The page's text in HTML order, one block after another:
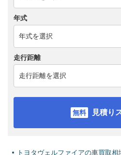
年式
走行距離
見積り
トヨタヴェルファイアの車買取相